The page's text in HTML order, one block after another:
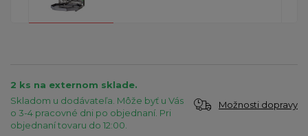
2 ks na externom sklade.
Skladom u dodávateľa. Môže byť u Vás
o 3-4 pracovné dni po objednaní. Pri
objednaní tovaru do 12:00.
Možnosti dopravy